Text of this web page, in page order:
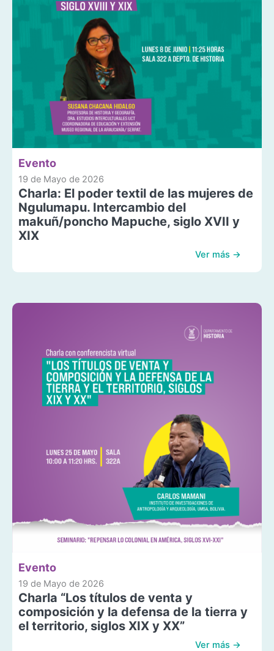
Evento
19 de Mayo de 2026
Charla: El poder textil de las mujeres de
Ngulumapu. Intercambio del
makuñ/poncho Mapuche, siglo XVII y
XIX
Ver más →
Evento
19 de Mayo de 2026
Charla “Los títulos de venta y
composición y la defensa de la tierra y
el territorio, siglos XIX y XX”
Ver más →